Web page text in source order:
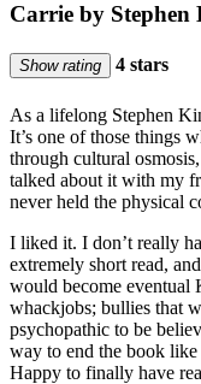
Carrie by Stephen
Show rating 4 stars
As a lifelong Stephen
It’s one of those things
through cultural
talked about it with my
never held the physical
I liked it. I don’t really
extremely short read,
would become eventual
whackjobs; bullies that
psychopathic to be
way to end the book
Happy to finally have